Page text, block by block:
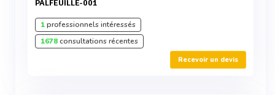
PALFEUILLE-001
1professionnels intéressés
1678consultations récentes
Recevoir un devis